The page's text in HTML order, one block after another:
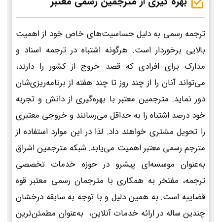
ترجمه رسمی به دلیل حساسیت‌های خاص خود از اهمیت
بالایی برخوردار است. هرگونه اشتباه در ترجمه اسناد و
مدارک برای افرادی که قصد خروج از کشور را دارند،
می‌تواند آنان را از چند روز تا چند هفته از برنامه‌ریزی‌شان
دور نماید. مترجمین معتبر با بهره‌گیری از دانش و تجربه
خود درصد اشتباه را به حداقل می‌رسانند و خروجی معتبری
را تحویل مشتری خواهند داد. لذا در این موارد استفاده از
مترجم رسمی معتبر اهمیت می‌یابد. شبکه مترجمین اشراق
به‌عنوان موسسه‌ای پیشرو در حوزه خدمات تخصصی
ترجمه، مفتخر به همکاری با مترجمان رسمی معتبر قوه
قضاییه است. به همین دلیل و با توجه به سابقه درخشان
چندین ساله در ارائه خدمات آنلاین، به‌عنوان مطمئن‌ترین